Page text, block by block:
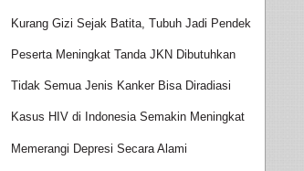
Kurang Gizi Sejak Batita, Tubuh Jadi Pendek
Peserta Meningkat Tanda JKN Dibutuhkan
Tidak Semua Jenis Kanker Bisa Diradiasi
Kasus HIV di Indonesia Semakin Meningkat
Memerangi Depresi Secara Alami